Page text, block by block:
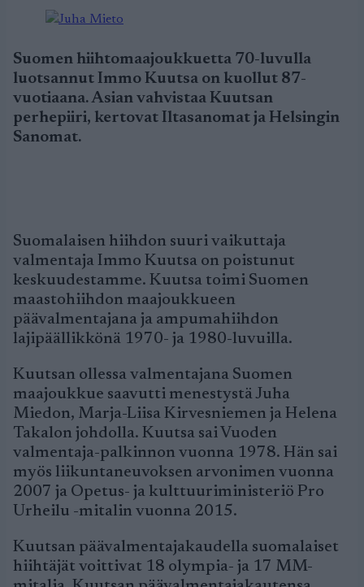
Suomen hiihtomaajoukkuetta 70-luvulla
luotsannut Immo Kuutsa on kuollut 87-
vuotiaana. Asian vahvistaa Kuutsan
perhepiiri, kertovat Iltasanomat ja Helsingin
Sanomat.
Suomalaisen hiihdon suuri vaikuttaja
valmentaja Immo Kuutsa on poistunut
keskuudestamme. Kuutsa toimi Suomen
maastohiihdon maajoukkueen
päävalmentajana ja ampumahiihdon
lajipäällikkönä 1970- ja 1980-luvuilla.
Kuutsan ollessa valmentajana Suomen
maajoukkue saavutti menestystä Juha
Miedon, Marja-Liisa Kirvesniemen ja Helena
Takalon johdolla. Kuutsa sai Vuoden
valmentaja-palkinnon vuonna 1978. Hän sai
myös liikuntaneuvoksen arvonimen vuonna
2007 ja Opetus- ja kulttuuriministeriö Pro
Urheilu -mitalin vuonna 2015.
Kuutsan päävalmentajakaudella suomalaiset
hiihtäjät voittivat 18 olympia- ja 17 MM-